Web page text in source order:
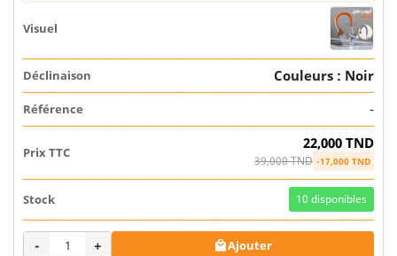
Couleurs : Noir
-
22,000 TND
39,000 TND -17,000 TND
10 disponibles
- + Ajouter